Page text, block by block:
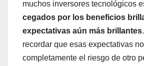
muchos inversores tecnológicos
cegados por los beneficios
expectativas aún más brillantes
recordar que esas expectativas
completamente el riesgo de otro